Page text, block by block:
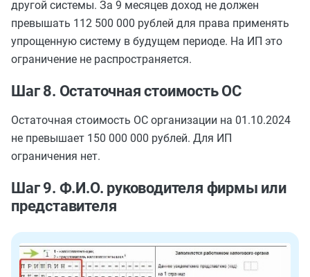
другой системы. За 9 месяцев доход не должен
превышать 112 500 000 рублей для права применять
упрощенную систему в будущем периоде. На ИП это
ограничение не распространяется.
Шаг 8. Остаточная стоимость ОС
Остаточная стоимость ОС организации на 01.10.2024
не превышает 150 000 000 рублей. Для ИП
ограничения нет.
Шаг 9. Ф.И.О. руководителя фирмы или
представителя